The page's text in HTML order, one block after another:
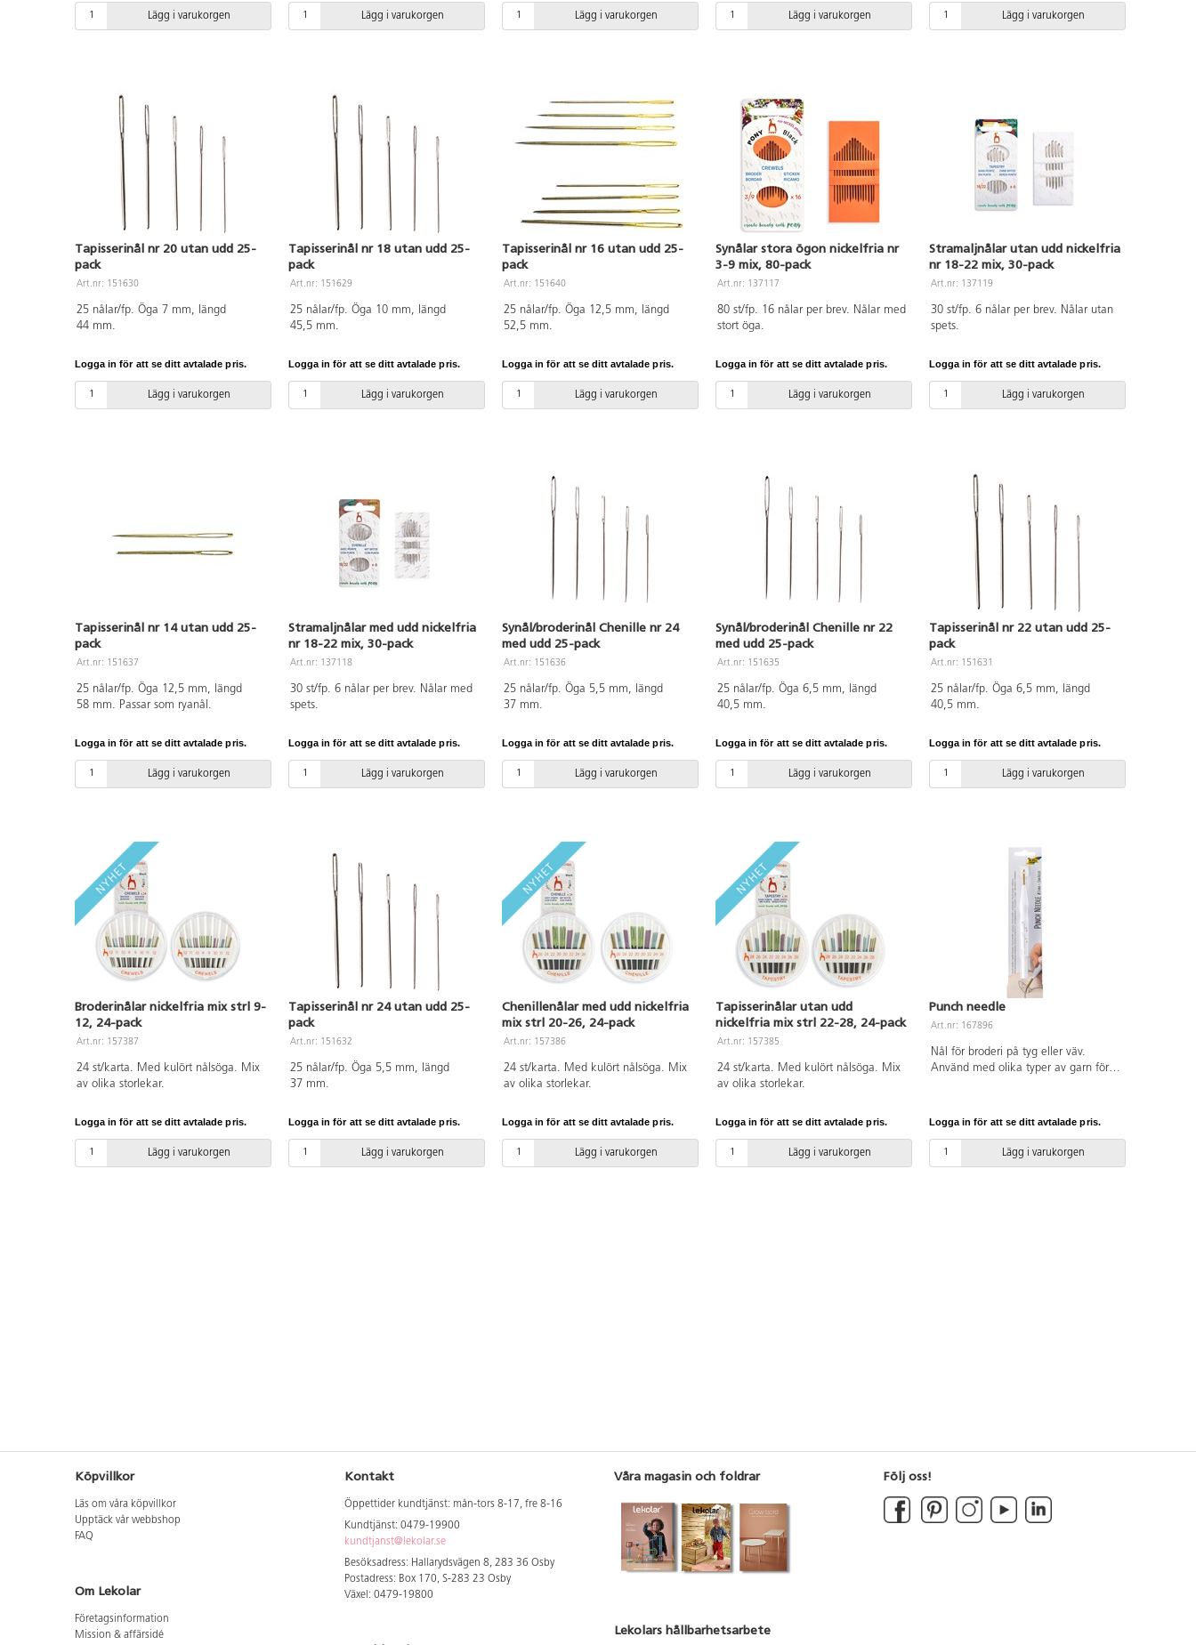
Lägg i varukorgen Lägg i varukorgen Lägg i varukorgen Lägg i varukorgen Lägg i varukorgen
Tapisserinål nr 20 utan udd 25-
pack
Art.nr: 151630
25 nålar/fp. Öga 7 mm, längd
44 mm.
Logga in för att se ditt avtalade pris.
Lägg i varukorgen
Tapisserinål nr 18 utan udd 25-
pack
Art.nr: 151629
25 nålar/fp. Öga 10 mm, längd
45,5 mm.
Logga in för att se ditt avtalade pris.
Lägg i varukorgen
Tapisserinål nr 16 utan udd 25-
pack
Art.nr: 151640
25 nålar/fp. Öga 12,5 mm, längd
52,5 mm.
Logga in för att se ditt avtalade pris.
Lägg i varukorgen
Synålar stora ögon nickelfria nr
3-9 mix, 80-pack
Art.nr: 137117
80 st/fp. 16 nålar per brev. Nålar med
stort öga.
Logga in för att se ditt avtalade pris.
Lägg i varukorgen
Stramaljnålar utan udd nickelfria
nr 18-22 mix, 30-pack
Art.nr: 137119
30 st/fp. 6 nålar per brev. Nålar utan
spets.
Logga in för att se ditt avtalade pris.
Lägg i varukorgen
Tapisserinål nr 14 utan udd 25-
pack
Art.nr: 151637
25 nålar/fp. Öga 12,5 mm, längd
58 mm. Passar som ryanål.
Logga in för att se ditt avtalade pris.
Lägg i varukorgen
Stramaljnålar med udd nickelfria
nr 18-22 mix, 30-pack
Art.nr: 137118
30 st/fp. 6 nålar per brev. Nålar med
spets.
Logga in för att se ditt avtalade pris.
Lägg i varukorgen
Synål/broderinål Chenille nr 24
med udd 25-pack
Art.nr: 151636
25 nålar/fp. Öga 5,5 mm, längd
37 mm.
Logga in för att se ditt avtalade pris.
Lägg i varukorgen
Synål/broderinål Chenille nr 22
med udd 25-pack
Art.nr: 151635
25 nålar/fp. Öga 6,5 mm, längd
40,5 mm.
Logga in för att se ditt avtalade pris.
Lägg i varukorgen
Tapisserinål nr 22 utan udd 25-
pack
Art.nr: 151631
25 nålar/fp. Öga 6,5 mm, längd
40,5 mm.
Logga in för att se ditt avtalade pris.
Lägg i varukorgen
Broderinålar nickelfria mix strl 9-
12, 24-pack
Art.nr: 157387
24 st/karta. Med kulört nålsöga. Mix
av olika storlekar.
Logga in för att se ditt avtalade pris.
Lägg i varukorgen
Tapisserinål nr 24 utan udd 25-
pack
Art.nr: 151632
25 nålar/fp. Öga 5,5 mm, längd
37 mm.
Logga in för att se ditt avtalade pris.
Lägg i varukorgen
Chenillenålar med udd nickelfria
mix strl 20-26, 24-pack
Art.nr: 157386
24 st/karta. Med kulört nålsöga. Mix
av olika storlekar.
Logga in för att se ditt avtalade pris.
Lägg i varukorgen
Tapisserinålar utan udd
nickelfria mix strl 22-28, 24-pack
Art.nr: 157385
24 st/karta. Med kulört nålsöga. Mix
av olika storlekar.
Logga in för att se ditt avtalade pris.
Lägg i varukorgen
Punch needle
Art.nr: 167896
Nål för broderi på tyg eller väv.
Använd med olika typer av garn för
Logga in för att se ditt avtalade pris.
Lägg i varukorgen
Köpvillkor
Läs om våra köpvillkor
Upptäck vår webbshop
FAQ
Om Lekolar
Företagsinformation
Mission & affärsidé
Kontakt
Öppettider kundtjänst: mån-tors 8-17, fre 8-16
Kundtjänst: 0479-19900
kundtjanst@lekolar.se
Besöksadress: Hallarydsvägen 8, 283 36 Osby
Postadress: Box 170, S-283 23 Osby
Växel: 0479-19800
Våra magasin och foldrar
Lekolars hållbarhetsarbete
Följ oss!